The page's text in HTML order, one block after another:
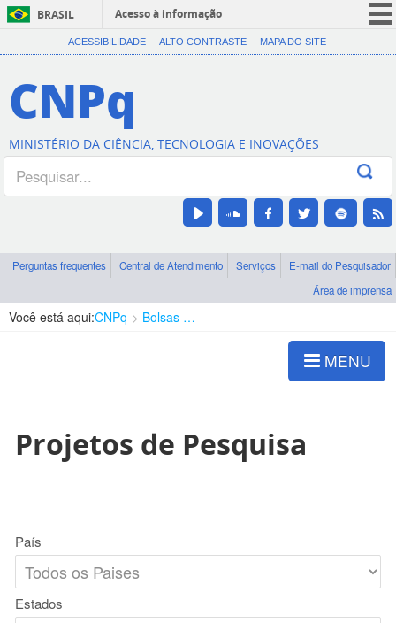
BRASIL
Acesso à informação
CORONAVÍRUS (COVID-19)
Canais
ACESSIBILIDADE ALTO CONTRASTE MAPA DO SITE
CNPq
MINISTÉRIO DA CIÊNCIA, TECNOLOGIA E INOVAÇÕES
Perguntas frequentes Central de Atendimento Serviços
E-mail do Pesquisador
Área de imprensa
Você está aqui:CNPq Bolsas e Auxílios Vigentes
MENU
Projetos de Pesquisa
País
Estados